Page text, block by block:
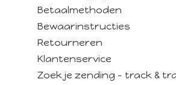
Betaalmethoden
Bewaarinstructies
Retourneren
Klantenservice
Zoek je zending - track &